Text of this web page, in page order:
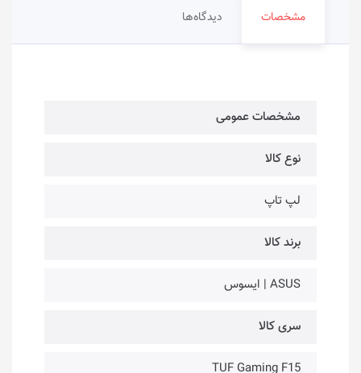
مشخصات دیدگاه‌ها
مشخصات عمومی
نوع کالا
لپ تاپ
برند کالا
ASUS | ایسوس
سری کالا
TUF Gaming F15